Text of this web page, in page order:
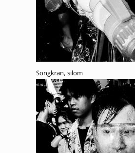
Songkran, silom